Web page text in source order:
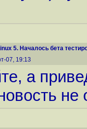
5. Началось бета
07, 19:13
а
не